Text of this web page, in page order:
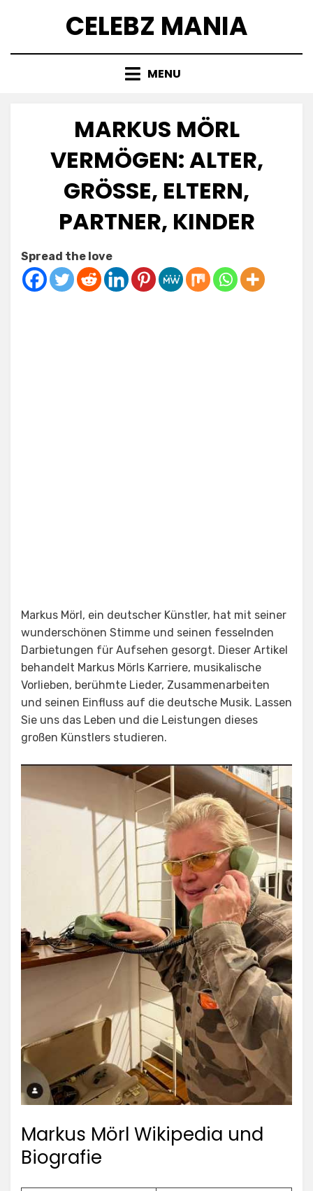
CELEBZ MANIA
MENU
MARKUS MÖRL
VERMÖGEN: ALTER,
GRÖSSE, ELTERN, P
ARTNER, KINDER
on
Spread the love
Markus Mörl, ein deutscher Künstler, hat mit seiner
wunderschönen Stimme und seinen fesselnden
Darbietungen für Aufsehen gesorgt. Dieser Artikel
behandelt Markus Mörls Karriere, musikalische
Vorlieben, berühmte Lieder, Zusammenarbeiten
und seinen Einfluss auf die deutsche Musik. Lassen
Sie uns das Leben und die Leistungen dieses
großen Künstlers studieren.
Markus Mörl Wikipedia und
Biografie